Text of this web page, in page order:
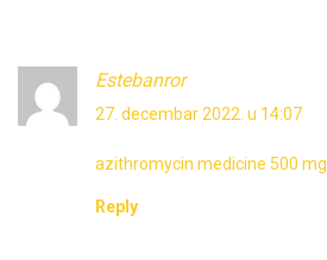
Estebanror
27. decembar 2022. u 14:07
azithromycin medicine 500 mg
Reply